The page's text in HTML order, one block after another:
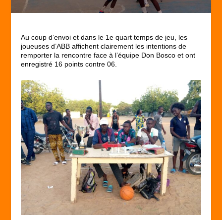
Au coup d’envoi et dans le 1equart temps de jeu, les
joueuses d’ABB affichent clairement les intentions de
remporter la rencontre face à l’équipe Don Bosco et ont
enregistré 16 points contre 06.